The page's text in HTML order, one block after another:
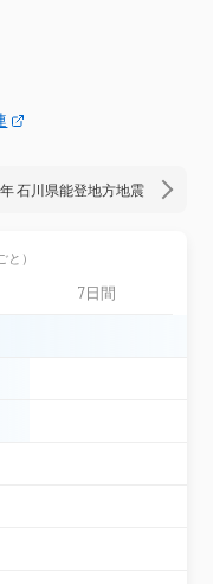
）＊
市山古志竹沢＊
市幸町＊
＊
燕市秋葉町（旧）＊
＊
石川県能登地方地震
と）
7日間